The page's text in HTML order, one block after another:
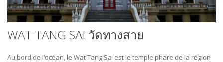
WAT TANG SAI วัดทางสาย
Au bord de l’océan, le Wat Tang Sai est le temple phare de la région